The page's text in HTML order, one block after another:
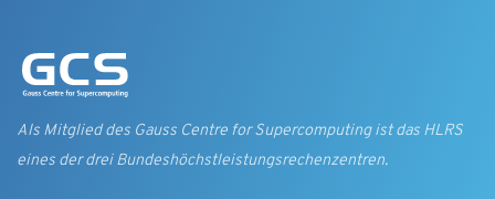
Als Mitglied des Gauss Centre for Supercomputing ist das HLRS
eines der drei Bundes­höchst­leistungs­rechen­zentren.